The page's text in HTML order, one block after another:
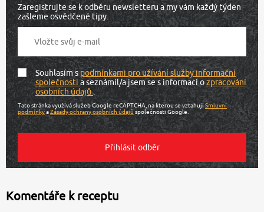
Zaregistrujte se k odběru newsletteru a my vám každý týden
zašleme osvědčené tipy.
Souhlasím spodmínkami pro užívání služby informační
společnostia seznámil/a jsem se s informací ozpracování
osobních údajů.
Tato stránka využívá služeb Google reCAPTCHA, na kterou se vztahujíSmluvní
podmínkyaZásady ochrany osobních údajů společnosti Google.
Komentáře k receptu